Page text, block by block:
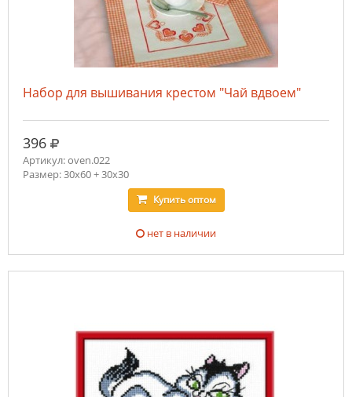
Набор для вышивания крестом "Чай вдвоем"
396 руб.
Артикул: oven.022
Размер: 30х60 + 30х30
Купитьоптом
нет в наличии